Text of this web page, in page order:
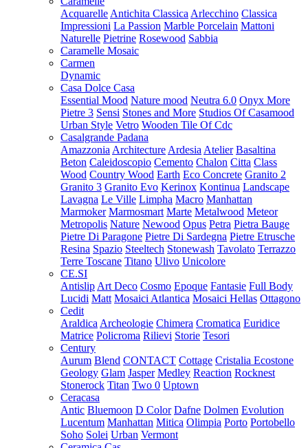
Acquarelle Antichita Classica Arlecchino Classica
Impressioni La Passion Marble Porcelain Mattoni
Naturelle Pietrine Rosewood Sabbia
Caramelle Mosaic
Carmen
Dynamic
Casa Dolce Casa
Essential Mood Nature mood Neutra 6.0 Onyx More
Pietre 3 Sensi Stones and More Studios Of Casamood
Urban Style Vetro Wooden Tile Of Cdc
Casalgrande Padana
Amazzonia Architecture Ardesia Atelier Basaltina
Beton Caleidoscopio Cemento Chalon Citta Class
Wood Country Wood Earth Eco Concrete Granito 2
Granito 3 Granito Evo Kerinox Kontinua Landscape
Lavagna Le Ville Limpha Macro Manhattan
Marmoker Marmosmart Marte Metalwood Meteor
Metropolis Nature Newood Opus Petra Pietra Bauge
Pietre Di Paragone Pietre Di Sardegna Pietre Etrusche
Resina Spazio Steeltech Stonewash Tavolato Terrazzo
Terre Toscane Titano Ulivo Unicolore
CE.SI
Antislip Art Deco Cosmo Epoque Fantasie Full Body
Lucidi Matt Mosaici Atlantica Mosaici Hellas Ottagono
Cedit
Araldica Archeologie Chimera Cromatica Euridice
Matrice Policroma Rilievi Storie Tesori
Century
Aurum Blend CONTACT Cottage Cristalia Ecostone
Geology Glam Jasper Medley Reaction Rocknest
Stonerock Titan Two 0 Uptown
Ceracasa
Antic Bluemoon D Color Dafne Dolmen Evolution
Lucentum Manhattan Mitica Olimpia Porto Portobello
Soho Solei Urban Vermont